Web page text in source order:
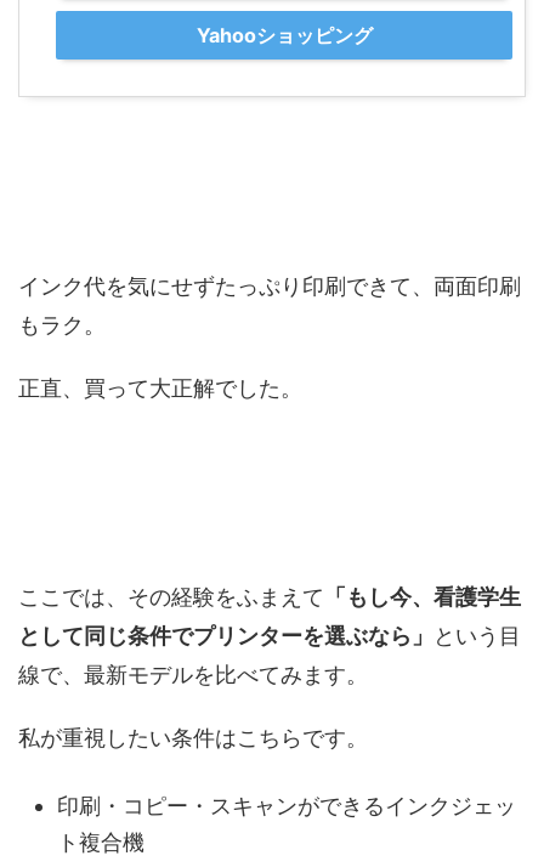
Yahooショッピング
インク代を気にせずたっぷり印刷できて、両面印刷
もラク。
正直、買って大正解でした。
ここでは、その経験をふまえて 「もし今、看護学生
として同じ条件でプリンターを選ぶなら」
という目
線で、最新モデルを比べてみます。
私が重視したい条件はこちらです。
印刷・コピー・スキャンができるインクジェッ
ト複合機